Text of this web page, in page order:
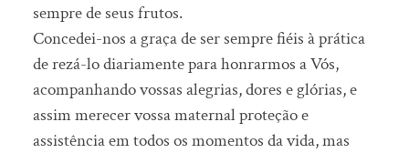
sempre de seus frutos.
Concedei-nos a graça de ser sempre fiéis à prática
de rezá-lo diariamente para honrarmos a Vós,
acompanhando vossas alegrias, dores e glórias, e
assim merecer vossa maternal proteção e
assistência em todos os momentos da vida, mas